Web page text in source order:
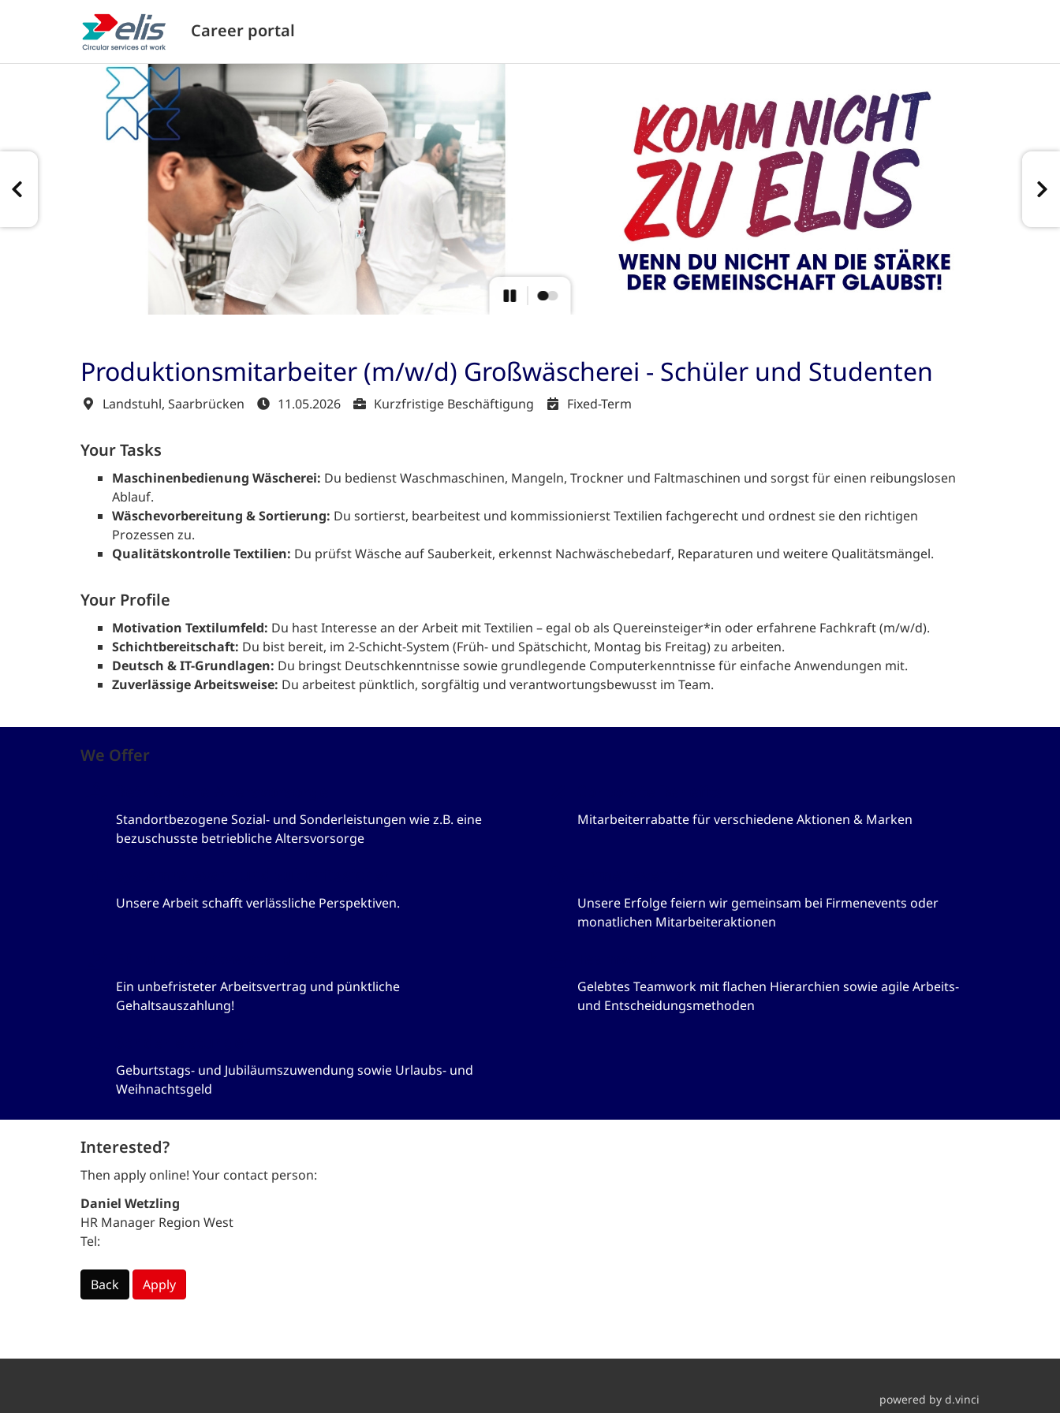
Career portal
Produktionsmitarbeiter (m/w/d) Großwäscherei - Schüler und Studenten
Landstuhl, Saarbrücken 11.05.2026 Kurzfristige Beschäftigung Fixed-Term
Your Tasks
Maschinenbedienung Wäscherei: Du bedienst Waschmaschinen, Mangeln, Trockner und Faltmaschinen und sorgst für einen reibungslosen
Ablauf.
Wäschevorbereitung & Sortierung: Du sortierst, bearbeitest und kommissionierst Textilien fachgerecht und ordnest sie den richtigen
Prozessen zu.
Qualitätskontrolle Textilien: Du prüfst Wäsche auf Sauberkeit, erkennst Nachwäschebedarf, Reparaturen und weitere Qualitätsmängel.
Your Profile
Motivation Textilumfeld: Du hast Interesse an der Arbeit mit Textilien – egal ob als Quereinsteiger*in oder erfahrene Fachkraft (m/w/d).
Schichtbereitschaft: Du bist bereit, im 2-Schicht-System (Früh- und Spätschicht, Montag bis Freitag) zu arbeiten.
Deutsch & IT-Grundlagen: Du bringst Deutschkenntnisse sowie grundlegende Computerkenntnisse für einfache Anwendungen mit.
Zuverlässige Arbeitsweise: Du arbeitest pünktlich, sorgfältig und verantwortungsbewusst im Team.
We Offer
Standortbezogene Sozial- und Sonderleistungen wie z.B. eine
bezuschusste betriebliche Altersvorsorge
Mitarbeiterrabatte für verschiedene Aktionen & Marken
Unsere Arbeit schafft verlässliche Perspektiven.
Unsere Erfolge feiern wir gemeinsam bei Firmenevents oder
monatlichen Mitarbeiteraktionen
Ein unbefristeter Arbeitsvertrag und pünktliche
Gehaltsauszahlung!
Gelebtes Teamwork mit flachen Hierarchien sowie agile Arbeits-
und Entscheidungsmethoden
Geburtstags- und Jubiläumszuwendung sowie Urlaubs- und
Weihnachtsgeld
Interested?
Then apply online! Your contact person:
Daniel Wetzling
HR Manager Region West
Tel:
Back Apply
powered by d.vinci